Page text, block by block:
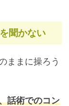
聞かない
ままに操ろう
話術でのコン